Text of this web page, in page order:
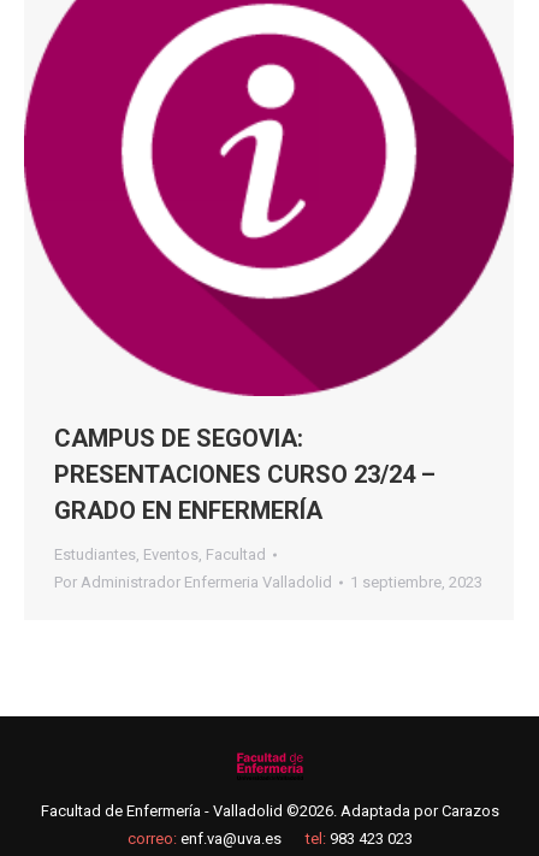
CAMPUS DE SEGOVIA:
PRESENTACIONES CURSO 23/24 –
GRADO EN ENFERMERÍA
Estudiantes, Eventos, Facultad
Por Administrador Enfermeria Valladolid 1 septiembre, 2023
Facultad de Enfermería - Valladolid ©2026. Adaptada porCarazos
correo:enf.va@uva.es tel:983 423 023